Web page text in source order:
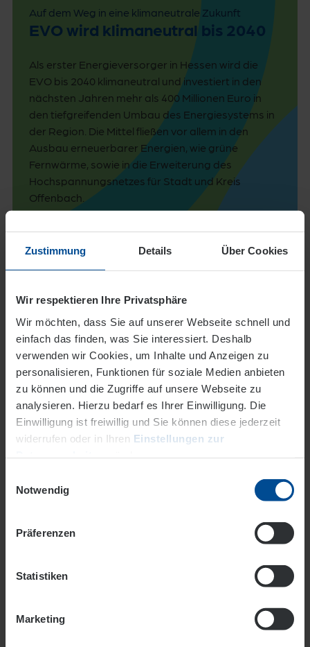
Zustimmung Details Über Cookies
Wir respektieren Ihre Privatsphäre
Wir möchten, dass Sie auf unserer Webseite schnell und
einfach das finden, was Sie interessiert. Deshalb
verwenden wir Cookies, um Inhalte und Anzeigen zu
personalisieren, Funktionen für soziale Medien anbieten
zu können und die Zugriffe auf unsere Webseite zu
analysieren. Hierzu bedarf es Ihrer Einwilligung. Die
Einwilligung ist freiwillig und Sie können diese jederzeit
widerrufen oder in Ihren Einstellungen zur
Datenschutz
Notwendig
Präferenzen
Statistiken
Marketing
Auf dem Weg in eine klimaneutrale Zukunft
EVO wird klimaneutral bis 2040
Als erster Energieversorger in Hessen wird die
EVO bis 2040 klimaneutral und investiert in den
nächsten Jahren mehr als 400 Millionen Euro in
den tiefgreifenden Umbau des Energiesystems in
der Region. Die Mittel fließen vor allem in den
Ausbau erneuerbarer Energien, wie grüne
Fernwärme, sowie in die Erweiterung des
Hochspannungsnetzes für Stadt und Kreis
Offenbach.
Erfahren Sie mehr über unser Vorhaben
Für Sie ebenfalls interessant
Fördermittel
Energiespar-Förderung bei Haushaltsgeräten